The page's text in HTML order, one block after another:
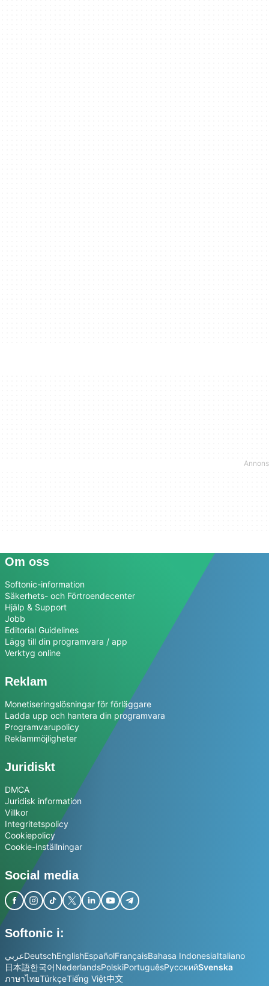
Om oss
Softonic-information
Säkerhets- och Förtroendecenter
Hjälp & Support
Jobb
Editorial Guidelines
Lägg till din programvara / app
Verktyg online
Reklam
Monetiseringslösningar för förläggare
Ladda upp och hantera din programvara
Programvarupolicy
Reklammöjligheter
Juridiskt
DMCA
Juridisk information
Villkor
Integritetspolicy
Cookiepolicy
Cookie-inställningar
Social media
Softonic i:
عربيDeutschEnglishEspañolFrançaisBahasa IndonesiaItaliano
日本語한국어NederlandsPolskiPortuguêsРусскийSvenska
ภาษาไทยTürkçeTiếng Việt中文